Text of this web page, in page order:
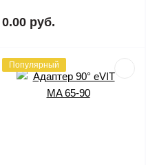
0.00 руб.
Популярный